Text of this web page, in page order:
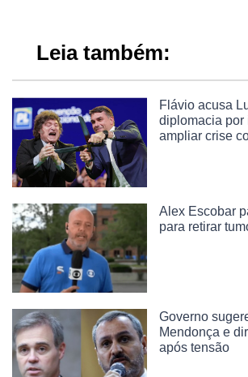
Leia também:
Flávio acusa
diplomacia por
ampliar crise
Alex Escobar
para retirar
Governo
Mendonça e
após tensão